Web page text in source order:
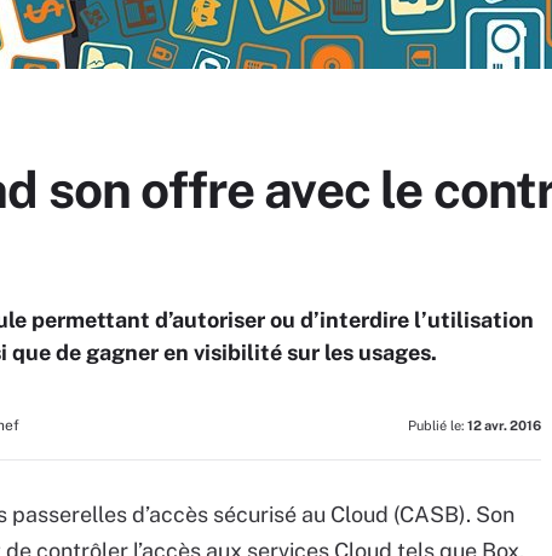
son offre avec le
permettant d’autoriser ou d’interdire l’utilisation
que de gagner en visibilité sur les usages.
Publié le: 12 avr. 2016
d’accès sécurisé au Cloud (CASB). Son
contrôler l’accès aux services Cloud tels que Box,